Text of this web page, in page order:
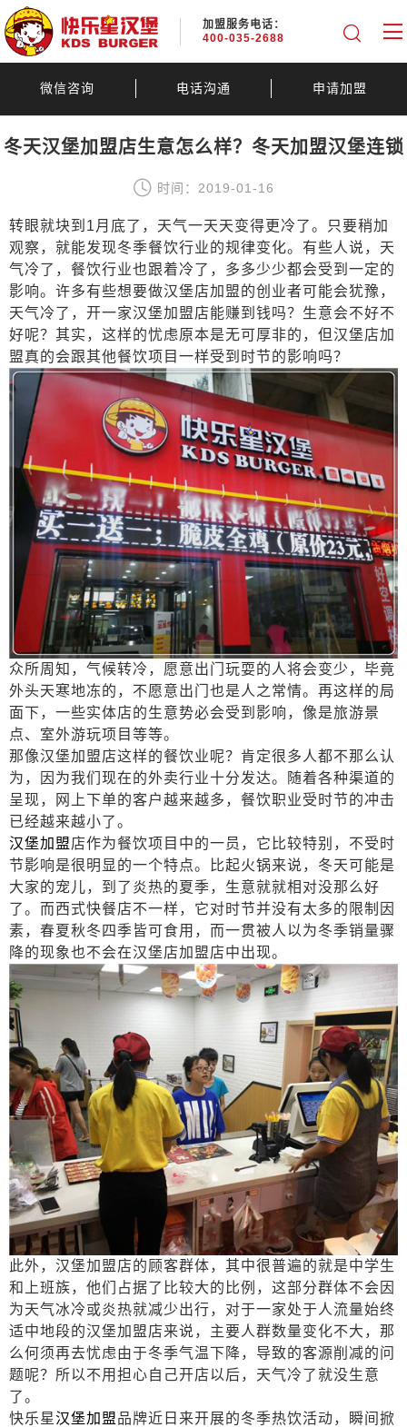
加盟服务电话：
400-035-2688
微信咨询 电话沟通 申请加盟
冬天汉堡加盟店生意怎么样？冬天加盟汉堡连锁
时间：2019-01-16
转眼就块到1月底了，天气一天天变得更冷了。只要稍加
观察，就能发现冬季餐饮行业的规律变化。有些人说，天
气冷了，餐饮行业也跟着冷了，多多少少都会受到一定的
影响。许多有些想要做汉堡店加盟的创业者可能会犹豫，
天气冷了，开一家汉堡加盟店能赚到钱吗？生意会不好不
好呢？其实，这样的忧虑原本是无可厚非的，但汉堡店加
盟真的会跟其他餐饮项目一样受到时节的影响吗？
众所周知，气候转冷，愿意出门玩耍的人将会变少，毕竟
外头天寒地冻的，不愿意出门也是人之常情。再这样的局
面下，一些实体店的生意势必会受到影响，像是旅游景
点、室外游玩项目等等。
那像汉堡加盟店这样的餐饮业呢？肯定很多人都不那么认
为，因为我们现在的外卖行业十分发达。随着各种渠道的
呈现，网上下单的客户越来越多，餐饮职业受时节的冲击
已经越来越小了。
汉堡加盟店作为餐饮项目中的一员，它比较特别，不受时
节影响是很明显的一个特点。比起火锅来说，冬天可能是
大家的宠儿，到了炎热的夏季，生意就就相对没那么好
了。而西式快餐店不一样，它对时节并没有太多的限制因
素，春夏秋冬四季皆可食用，而一贯被人以为冬季销量骤
降的现象也不会在汉堡店加盟店中出现。
此外，汉堡加盟店的顾客群体，其中很普遍的就是中学生
和上班族，他们占据了比较大的比例，这部分群体不会因
为天气冰冷或炎热就减少出行，对于一家处于人流量始终
适中地段的汉堡加盟店来说，主要人群数量变化不大，那
么何须再去忧虑由于冬季气温下降，导致的客源削减的问
题呢？所以不用担心自己开店以后，天气冷了就没生意
了。
快乐星汉堡加盟品牌近日来开展的冬季热饮活动，瞬间掀